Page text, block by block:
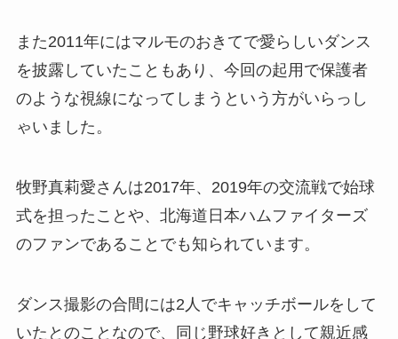
また2011年にはマルモのおきてで愛らしいダンス
を披露していたこともあり、今回の起用で保護者
のような視線になってしまうという方がいらっし
ゃいました。
牧野真莉愛さんは2017年、2019年の交流戦で始球
式を担ったことや、北海道日本ハムファイターズ
のファンであることでも知られています。
ダンス撮影の合間には2人でキャッチボールをして
いたとのことなので、同じ野球好きとして親近感